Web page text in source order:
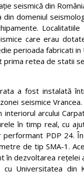
seismică din
domeniul
Localitatiile
care erau
perioada fabricati
retea de statii
a fost instalată
seismice
arcului
în timp real, cu
performant PDP 24.
de tip SMA-1.
în dezvoltarea
Universitatea din